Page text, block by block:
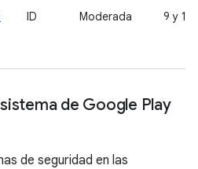
ID Moderada 9 y 10
de Google Play
de seguridad en las